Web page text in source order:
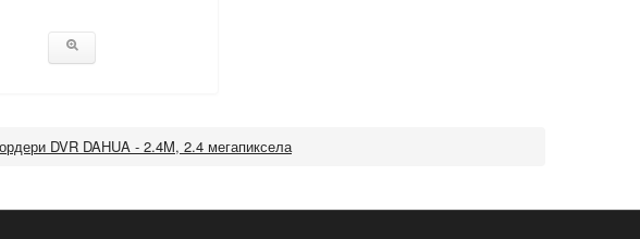
DVR DAHUA - 2.4M, 2.4 мегапиксела